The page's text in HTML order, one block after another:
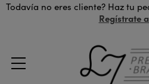
Todavía no eres cliente? Haz tu
Regístrate